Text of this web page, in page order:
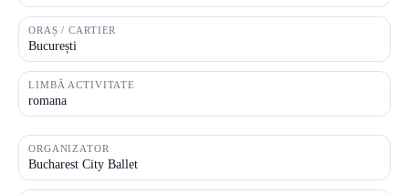
ORAȘ / CARTIER
București
LIMBĂ ACTIVITATE
romana
ORGANIZATOR
Bucharest City Ballet